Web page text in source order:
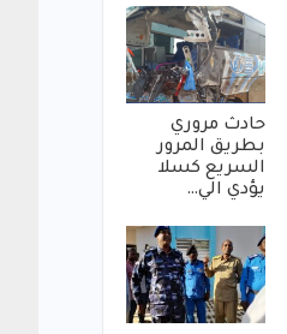
حادث مروري
بطريق المرور
السريع كسلا
يؤدي الي…